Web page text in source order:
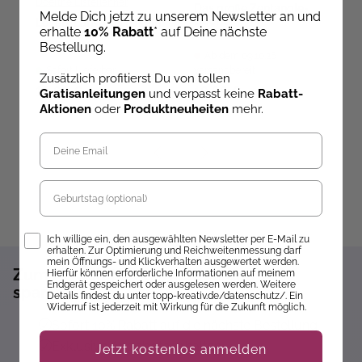
Lovely Lanyards häkeln
Sofort Lieferbar
16,99 €
Buch 2
19,99 €
Zum Newsletter anmelden und 10%
sparen!*
Exklusive Angebote erhalten
Melde Dich jetzt zu unserem Newsletter an und
erhalte 10% Rabatt* auf Deine nächste
Bestellung.
Zusätzlich profitierst Du von tollen
Gratisanleitungen und verpasst keine Rabatt-
Aktionen oder Produktneuheiten mehr.
Geburtstag
Opt-InIch willige ein, den ausgewählten Newsletter per E-Mail zu
erhalten. Zur Optimierung und Reichweitenmessung darf
mein Öffnungs- und Klickverhalten ausgewertet werden.
Hierfür können erforderliche Informationen auf meinem
Endgerät gespeichert oder ausgelesen werden. Weitere
Details findest du unter topp-kreativ.de/datenschutz/. Ein
Widerruf ist jederzeit mit Wirkung für die Zukunft möglich.
Jetzt kostenlos anmelden